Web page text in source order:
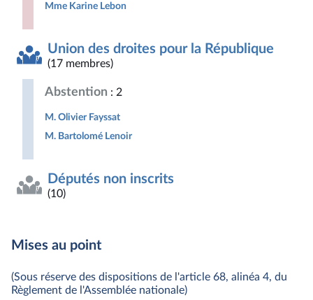
Mme Karine Lebon
Union des droites pour la République
(17 membres)
Abstention : 2
M. Olivier Fayssat
M. Bartolomé Lenoir
Députés non inscrits
(10)
Mises au point
(Sous réserve des dispositions de l'article 68, alinéa 4, du
Règlement de l'Assemblée nationale)